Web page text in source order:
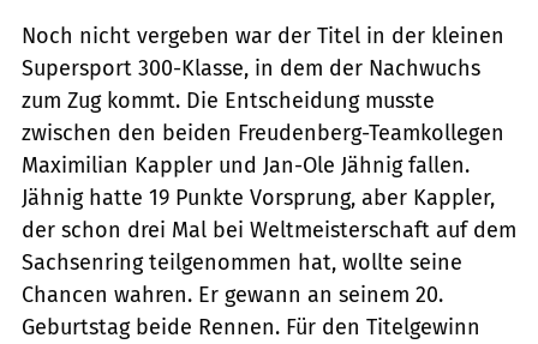
Noch nicht vergeben war der Titel in der kleinen
Supersport 300-Klasse, in dem der Nachwuchs
zum Zug kommt. Die Entscheidung musste
zwischen den beiden Freudenberg-Teamkollegen
Maximilian Kappler und Jan-Ole Jähnig fallen.
Jähnig hatte 19 Punkte Vorsprung, aber Kappler,
der schon drei Mal bei Weltmeisterschaft auf dem
Sachsenring teilgenommen hat, wollte seine
Chancen wahren. Er gewann an seinem 20.
Geburtstag beide Rennen. Für den Titelgewinn